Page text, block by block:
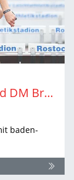
Mehrkampfmeisterschaften und DM Braunschweig | Wochenend-Ausblick
baden-